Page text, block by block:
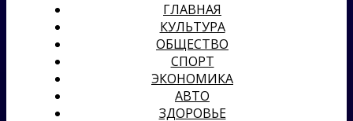
ГЛАВНАЯ
КУЛЬТУРА
ОБЩЕСТВО
СПОРТ
ЭКОНОМИКА
АВТО
ЗДОРОВЬЕ